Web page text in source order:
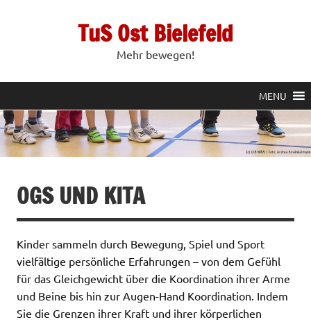
TuS Ost Bielefeld
Mehr bewegen!
MENU
OGS UND KITA
Kinder sammeln durch Bewegung, Spiel und Sport
vielfältige persönliche Erfahrungen – von dem Gefühl
für das Gleichgewicht über die Koordination ihrer Arme
und Beine bis hin zur Augen-Hand Koordination. Indem
Sie die Grenzen ihrer Kraft und ihrer körperlichen